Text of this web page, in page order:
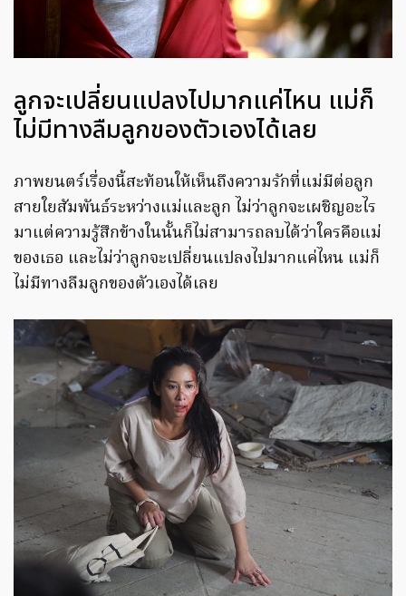
ลูกจะเปลี่ยนแปลงไปมากแค่ไหน แม่ก็
ไม่มีทางลืมลูกของตัวเองได้เลย
ภาพยนตร์เรื่องนี้สะท้อนให้เห็นถึงความรักที่แม่มีต่อลูก
สายใยสัมพันธ์ระหว่างแม่และลูก ไม่ว่าลูกจะเผชิญอะไร
มาแต่ความรู้สึกข้างในนั้นก็ไม่สามารถลบได้ว่าใครคือแม่
ของเธอ และไม่ว่าลูกจะเปลี่ยนแปลงไปมากแค่ไหน แม่ก็
ไม่มีทางลืมลูกของตัวเองได้เลย